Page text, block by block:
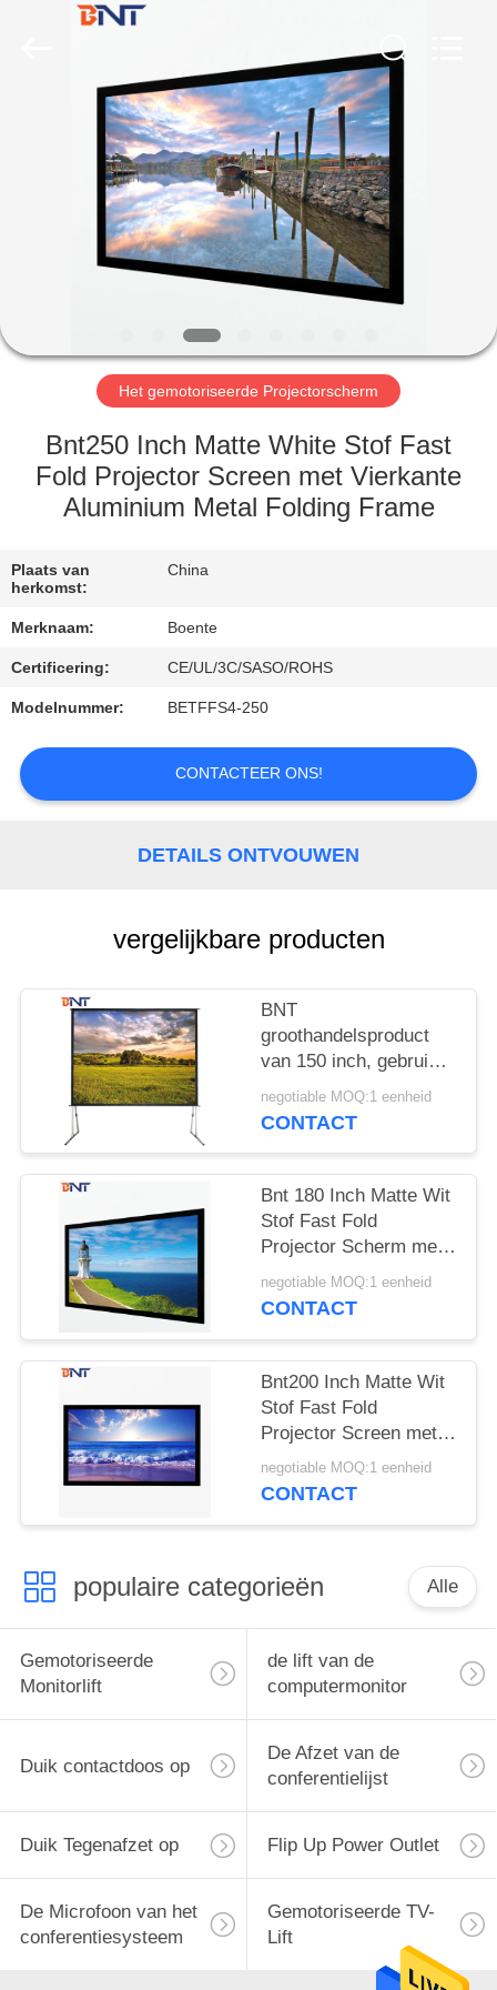
PRODUCTEN
ONGEVEER
FABRIEKSREIS
KWALITEITSCONTROLE
CONTACTEER
GEVALLEN
CONFERENCE
ROOM
POLICY
Het gemotoriseerde Projectorscherm
Bnt250 Inch Matte White Stof Fast
Fold Projector Screen met Vierkante
Aluminium Metal Folding Frame
Plaats van
herkomst:
China
Merknaam: Boente
Certificering: CE/UL/3C/SASO/ROHS
Modelnummer: BETFFS4-250
CONTACTEER ONS!
DETAILS ONTVOUWEN
vergelijkbare producten
BNT
groothandelsproduct
van 150 inch, gebruikt
voor een snel
vouwbaar projector in
negotiable MOQ:1 eenheid
CONTACT
Bnt 180 Inch Matte Wit
Stof Fast Fold
Projector Scherm met
Vierkante Aluminium
Metal Folding Frame
negotiable MOQ:1 eenheid
CONTACT
Bnt200 Inch Matte Wit
Stof Fast Fold
Projector Screen met
Vierkante Aluminium
Metal Folding Frame
negotiable MOQ:1 eenheid
CONTACT
populaire categorieën Alle
Gemotoriseerde
Monitorlift
de lift van de
computermonitor
Duik contactdoos op
De Afzet van de
conferentielijst
Duik Tegenafzet op Flip Up Power Outlet
De Microfoon van het
conferentiesysteem
Gemotoriseerde TV-
Lift